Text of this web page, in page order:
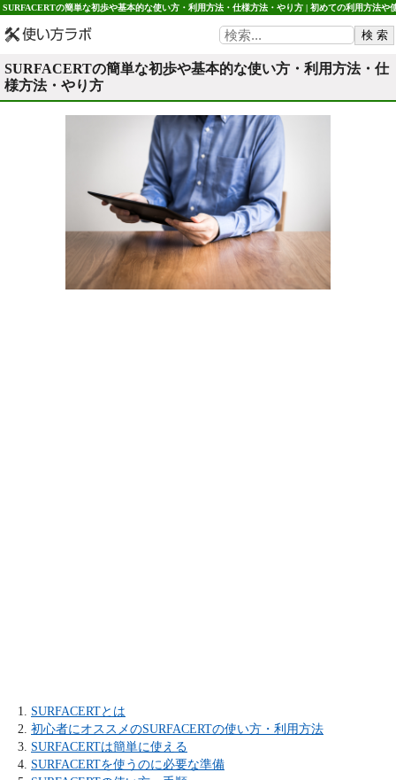
SURFACERTの簡単な初歩や基本的な使い方・利用方法・仕様方法・やり方 | 初めての利用方法や
SURFACERTの簡単な初歩や基本的な使い方・利用方法・仕
様方法・やり方
SURFACERTとは
初心者にオススメのSURFACERTの使い方・利用方法
SURFACERTは簡単に使える
SURFACERTを使うのに必要な準備